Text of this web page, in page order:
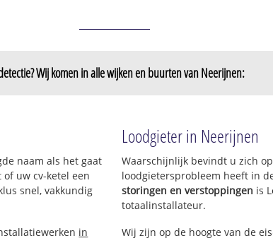
Wij komen in alle wijken en buurten van Neerijnen:
naam als het gaat
of uw cv-ketel een
snel, vakkundig
in
Loodgieter in Neerijnen
Waarschijnlijk bevindt u zich
loodgietersprobleem heeft in
storingen en verstoppingen is
totaalinstallateur.
Wij zijn op de hoogte van de